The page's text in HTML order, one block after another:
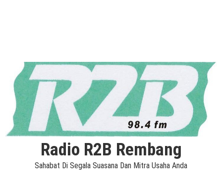
Radio R2B Rembang
Sahabat Di Segala Suasana Dan Mitra Usaha Anda